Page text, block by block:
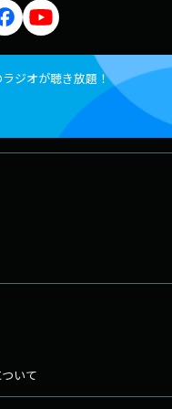
ジオが聴き放題！
いて